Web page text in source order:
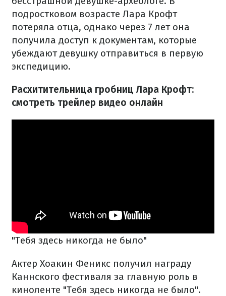
подростковом возрасте Лара Крофт
потеряла отца, однако через 7 лет она
получила доступ к документам, которые
убеждают девушку отправиться в первую
экспедицию.
Расхитительница гробниц Лара Крофт:
смотреть трейлер видео онлайн
"Тебя здесь никогда не было"
Актер Хоакин Феникс получил награду
Каннского фестиваля за главную роль в
киноленте "Тебя здесь никогда не было".